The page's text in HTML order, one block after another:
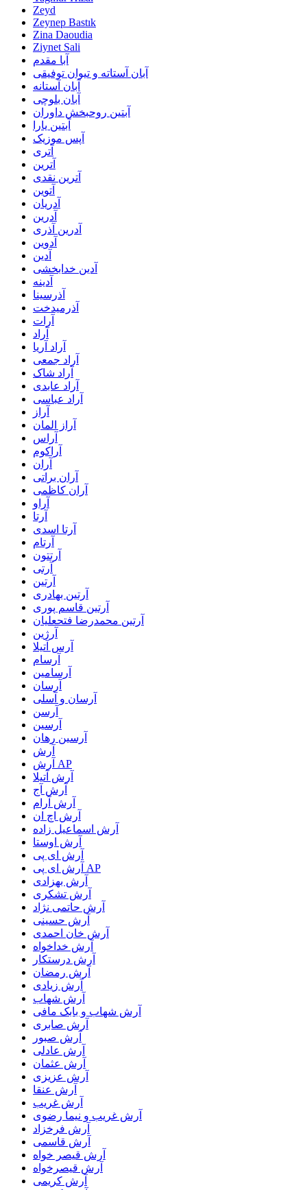
Zeyd
Zeynep Bastık
Zina Daoudia
Ziynet Sali
آبا مقدم
آبان آستاته و تیوان توفیقی
آبان آستانه
آبان بلوچی
آبتین روحبخش داوران
آبتین یارا
آپس موزیک
آتری
آترین
آترین نقدی
آتوین
آدریان
آدرین
آدرین آذری
آدوین
آدین
آدین خدابخشی
آدینه
آذرسینا
آذرمیدخت
آرات
آراد
آراد آریا
آراد جمعی
آراد شاک
آراد عابدی
آراد عباسی
آراز
آراز المان
آراس
آراکوم
آران
آران براتی
آران کاظمی
آراو
آرتا
آرتا اسدی
آرتام
آرتتون
آرتی
آرتین
آرتین بهادری
آرتین قاسم پوری
آرتین محمدرضا فتحعلیان
آرژین
آرس آتیلا
آرسام
آرسامین
آرسان
آرسان و آسلی
آرسن
آرسین
آرسین رهان
آرش
آرش AP
آرش آتیلا
آرش آج
آرش آرام
آرش اچ ان
آرش اسماعیل زاده
آرش اوستا
آرش ای پی
آرش ای پی AP
آرش بهزادی
آرش تشکری
آرش حاتمی نژاد
آرش حسینی
آرش خان احمدی
آرش خداخواه
آرش درستکار
آرش رمضان
آرش زیادی
آرش شهاب
آرش شهاب و بابک مافی
آرش صابری
آرش صبور
آرش عادلی
آرش عثمان
آرش عزیزی
آرش عنقا
آرش غریب
آرش غریب و نیما رضوی
آرش فرخزاد
آرش قاسمی
آرش قیصر خواه
آرش قیصرخواه
آرش کریمی